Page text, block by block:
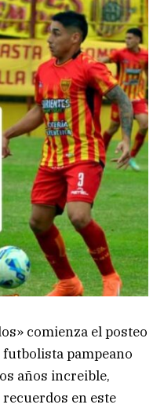
comienza el posteo
pampeano
años increible,
en este